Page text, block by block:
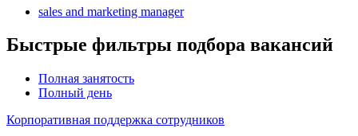
sales and marketing manager
Быстрые фильтры подбора вакансий
Полная занятость
Полный день
Корпоративная поддержка сотрудников